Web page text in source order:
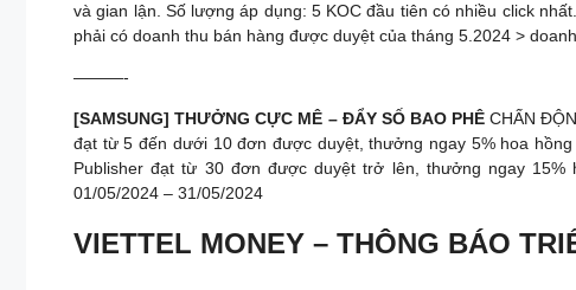
và gian lận. Số lượng áp dụng: 5 KOC đầu tiên có nhiều click
phải có doanh thu bán hàng được duyệt của tháng 5.2024 >
———-
[SAMSUNG] THƯỞNG CỰC MÊ – ĐẨY SỐ BAO PHÊ CHẤN
đạt từ 5 đến dưới 10 đơn được duyệt, thưởng ngay 5% hoa
Publisher đạt từ 30 đơn được duyệt trở lên, thưởng ngay
01/05/2024 – 31/05/2024
VIETTEL MONEY – THÔNG BÁO